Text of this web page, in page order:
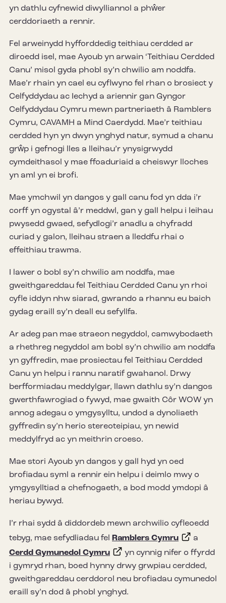
yn dathlu cyfnewid diwylliannol a phŵer
cerddoriaeth a rennir.
Fel arweinydd hyfforddedig teithiau cerdded ar
diroedd isel, mae Ayoub yn arwain ‘Teithiau Cerdded
Canu’ misol gyda phobl sy’n chwilio am noddfa.
Mae’r rhain yn cael eu cyflwyno fel rhan o brosiect y
Celfyddydau ac Iechyd a ariennir gan Gyngor
Celfyddydau Cymru mewn partneriaeth â Ramblers
Cymru, CAVAMH a Mind Caerdydd. Mae’r teithiau
cerdded hyn yn dwyn ynghyd natur, symud a chanu
grŵp i gefnogi lles a lleihau’r ynysigrwydd
cymdeithasol y mae ffoaduriaid a cheiswyr lloches
yn aml yn ei brofi.
Mae ymchwil yn dangos y gall canu fod yn dda i’r
corff yn ogystal â’r meddwl, gan y gall helpu i leihau
pwysedd gwaed, sefydlogi’r anadlu a chyfradd
curiad y galon, lleihau straen a lleddfu rhai o
effeithiau trawma.
I lawer o bobl sy’n chwilio am noddfa, mae
gweithgareddau fel Teithiau Cerdded Canu yn rhoi
cyfle iddyn nhw siarad, gwrando a rhannu eu baich
gydag eraill sy’n deall eu sefyllfa.
Ar adeg pan mae straeon negyddol, camwybodaeth
a rhethreg negyddol am bobl sy’n chwilio am noddfa
yn gyffredin, mae prosiectau fel Teithiau Cerdded
Canu yn helpu i rannu naratif gwahanol. Drwy
berfformiadau meddylgar, llawn dathlu sy’n dangos
gwerthfawrogiad o fywyd, mae gwaith Côr WOW yn
annog adegau o ymgysylltu, undod a dynoliaeth
gyffredin sy’n herio stereoteipiau, yn newid
meddylfryd ac yn meithrin croeso.
Mae stori Ayoub yn dangos y gall hyd yn oed
brofiadau syml a rennir ein helpu i deimlo mwy o
ymgysylltiad a chefnogaeth, a bod modd ymdopi â
heriau bywyd.
I’r rhai sydd â diddordeb mewn archwilio cyfleoedd
tebyg, mae sefydliadau fel
Ramblers Cymru
a
Cerdd Gymunedol Cymru
yn cynnig nifer o ffyrdd
i gymryd rhan, boed hynny drwy grwpiau cerdded,
gweithgareddau cerddorol neu brofiadau cymunedol
eraill sy’n dod â phobl ynghyd.